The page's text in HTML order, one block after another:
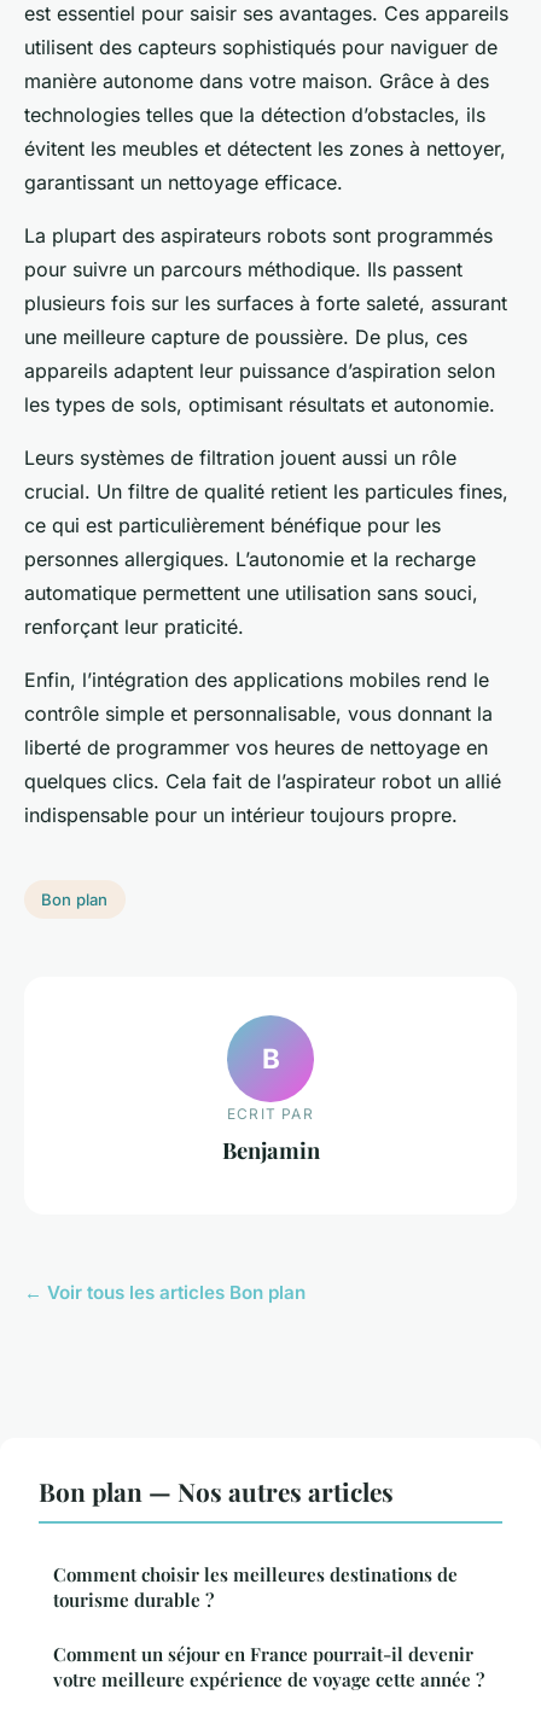
est essentiel pour saisir ses avantages. Ces appareils
utilisent des capteurs sophistiqués pour naviguer de
manière autonome dans votre maison. Grâce à des
technologies telles que la détection d’obstacles, ils
évitent les meubles et détectent les zones à nettoyer,
garantissant un nettoyage efficace.
La plupart des aspirateurs robots sont programmés
pour suivre un parcours méthodique. Ils passent
plusieurs fois sur les surfaces à forte saleté, assurant
une meilleure capture de poussière. De plus, ces
appareils adaptent leur puissance d’aspiration selon
les types de sols, optimisant résultats et autonomie.
Leurs systèmes de filtration jouent aussi un rôle
crucial. Un filtre de qualité retient les particules fines,
ce qui est particulièrement bénéfique pour les
personnes allergiques. L’autonomie et la recharge
automatique permettent une utilisation sans souci,
renforçant leur praticité.
Enfin, l’intégration des applications mobiles rend le
contrôle simple et personnalisable, vous donnant la
liberté de programmer vos heures de nettoyage en
quelques clics. Cela fait de l’aspirateur robot un allié
indispensable pour un intérieur toujours propre.
Bon plan
B
ECRIT PAR
Benjamin
← Voir tous les articles Bon plan
Bon plan — Nos autres articles
Comment choisir les meilleures destinations de
tourisme durable ?
Comment un séjour en France pourrait-il devenir
votre meilleure expérience de voyage cette année ?